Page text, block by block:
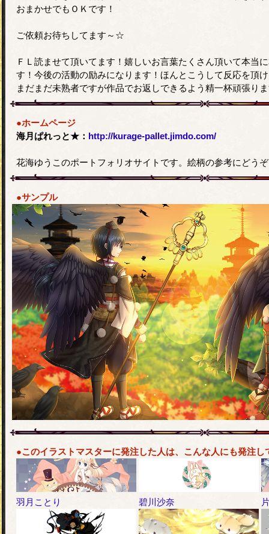
おまかせでもＯＫです！
ご依頼お待ちしてます～☆
ＦＬ読ませて頂いてます！嬉しいお言葉たくさん頂いて本当
す！今後の活動の励みになります！ほんとこうして反応を頂
まだまだ未熟者ですが作品でお返しできるよう精一杯頑張り
●ホームページ
海月ぱれっと★： http://kurage-pallet.jimdo.com/
花海ゆうこのポートフォリオサイトです。絵柄の参考にどう
●サンプル
●このイラストマスターに発注した人は、こんな人にも発注し
羽月ことり 碧川沙奈